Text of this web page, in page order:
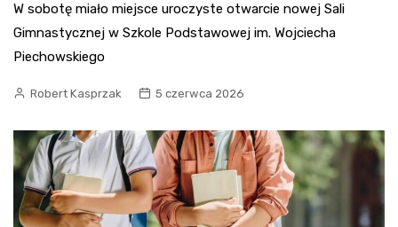
W sobotę miało miejsce uroczyste otwarcie nowej Sali
Gimnastycznej w Szkole Podstawowej im. Wojciecha
Piechowskiego
Robert Kasprzak 5 czerwca 2026